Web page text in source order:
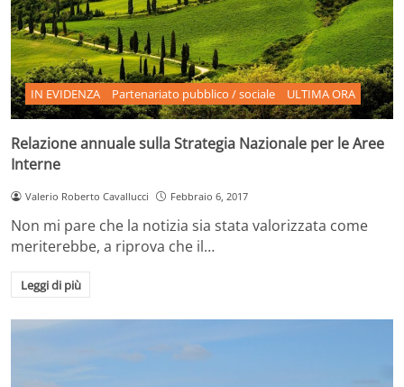
IN EVIDENZA Partenariato pubblico / sociale ULTIMA ORA
Relazione annuale sulla Strategia Nazionale per le Aree
Interne
Valerio Roberto Cavallucci Febbraio 6, 2017
Non mi pare che la notizia sia stata valorizzata come
meriterebbe, a riprova che il…
Leggi di più